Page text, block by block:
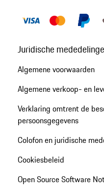
Juridische
Algemene voorwaarden
Algemene verkoop- en
Verklaring omtrent de
persoonsgegevens
Colofon en juridische
Cookiesbeleid
Open Source Software